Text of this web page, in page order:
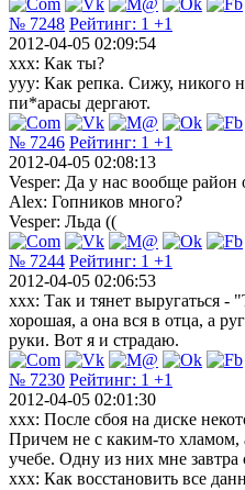
№ 7248 Рейтинг: 1 +1
2012-04-05 02:09:54
xxx: Как ты?
yyy: Как репка. Сижу, никого
пи*арасы дергают.
№ 7246 Рейтинг: 1 +1
2012-04-05 02:08:13
Vesper: Да у нас вообще район
Alex: Гопников много?
Vesper: Льда ((
№ 7244 Рейтинг: 1 +1
2012-04-05 02:06:53
xxx: Так и тянет выругаться -
хорошая, а она вся в отца, а
руки. Вот я и страдаю.
№ 7230 Рейтинг: 1 +1
2012-04-05 02:01:30
xxx: После сбоя на диске
Причем не с каким-то
учебе. Одну из них мне завтра
xxx: Как восстановить все